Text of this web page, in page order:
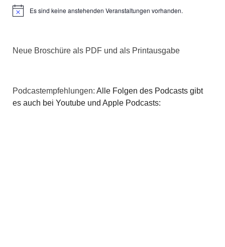
HinweisEs sind keine anstehenden Veranstaltungen vorhanden.
Neue Broschüre als PDF und als Printausgabe
Podcastempfehlungen: Alle Folgen des Podcasts gibt
es auch bei Youtube und Apple Podcasts: